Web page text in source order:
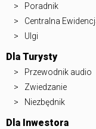
Poradnik
Centralna
Ulgi
Dla Turysty
Przewodnik audio
Zwiedzanie
Niezbędnik
Dla Inwestora